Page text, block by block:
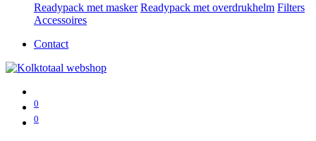
Readypack met masker Readypack met overdrukhelm Filters
Accessoires
Contact
0
0